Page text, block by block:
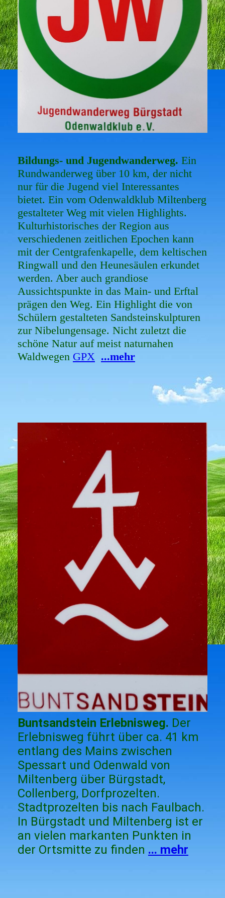
Bildungs- und Jugendwanderweg. Ein
Rundwanderweg über 10 km, der nicht
nur für die Jugend viel Interessantes
bietet. Ein vom Odenwaldklub Miltenberg
gestalteter Weg mit vielen Highlights.
Kulturhistorisches der Region aus
verschiedenen zeitlichen Epochen kann
mit der Centgrafenkapelle, dem keltischen
Ringwall und den Heunesäulen erkundet
werden. Aber auch grandiose
Aussichtspunkte in das Main- und Erftal
prägen den Weg. Ein Highlight die von
Schülern gestalteten Sandsteinskulpturen
zur Nibelungensage. Nicht zuletzt die
schöne Natur auf meist naturnahen
Waldwegen GPX ...mehr
Buntsandstein Erlebnisweg. Der
Erlebnisweg führt über ca. 41 km
entlang des Mains zwischen
Spessart und Odenwald von
Miltenberg über Bürgstadt,
Collenberg, Dorfprozelten.
Stadtprozelten bis nach Faulbach.
In Bürgstadt und Miltenberg ist er
an vielen markanten Punkten in
der Ortsmitte zu finden ... mehr